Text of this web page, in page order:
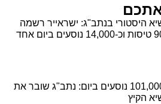
אתכם
היסטורי בנתב"ג: ישראייר רשמה
נוסעים ביום אחד
101,000 נוסעים ביום: נתב"ג שובר את
הקיץ